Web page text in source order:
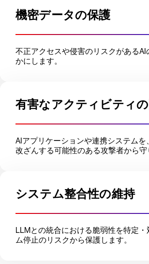
機密データの保護
不正アクセスや侵害のリスクがあるAI
かにします。
有害なアクティビティ
AIアプリケーションや連携システムを
改ざんする可能性のある攻撃者から守
システム整合性の維持
LLMとの統合における脆弱性を特定
ム停止のリスクから保護します。